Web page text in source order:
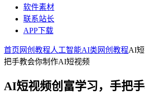
软件素材
联系站长
APP下载
首页 网创教程人工智能AI类 网创教程AI
把手教会你制作AI短视频
AI短视频创富学习，手把